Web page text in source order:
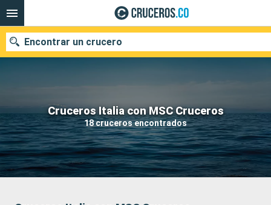
Cruceros Italia con MSC Cruceros
18 cruceros encontrados
Encontrar un crucero
Fecha de salida
Buscar